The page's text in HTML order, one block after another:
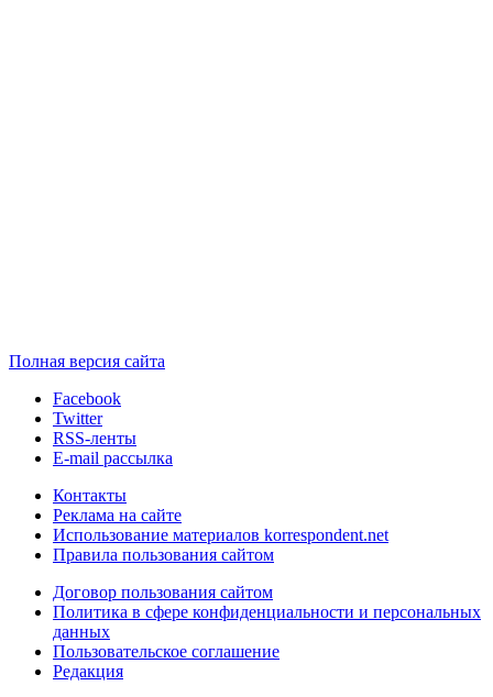
Полная версия сайта
Facebook
Twitter
RSS-ленты
E-mail рассылка
Контакты
Реклама на сайте
Использование материалов korrespondent.net
Правила пользования сайтом
Договор пользования сайтом
Политика в сфере конфиденциальности и персональных
данных
Пользовательское соглашение
Редакция